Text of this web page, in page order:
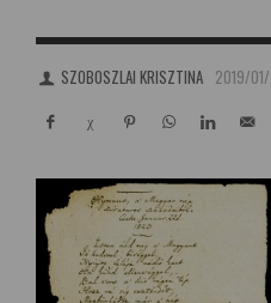
SZOBOSZLAI KRISZTINA 2019/